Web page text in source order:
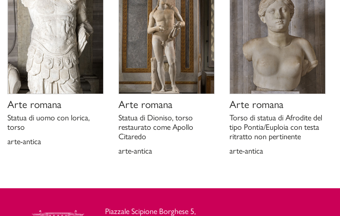
ombre di una dinastia, a cura di C. Parisi Presicce, L. Spagnuolo, (catalogo
della mostra), Roma 2019, pp. 45-51.
Scheda di catalogo 12/01008304, P. Moreno 1976; aggiornamento G.
Ciccarello 2020
Arte romana
Statua di uomo con lorica,
torso
arte-antica
Arte romana
Statua di Dioniso, torso
restaurato come Apollo
Citaredo
arte-antica
Arte romana
Torso di statua di Afrodite del
tipo Pontia/Euploia con testa
ritratto non pertinente
arte-antica
Piazzale Scipione Borghese 5,